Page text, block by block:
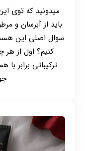
میدونید که توی
باید از آبرسان و
سوال اصلی این هست
کنیم؟ اول از
ترکیباتی برابر